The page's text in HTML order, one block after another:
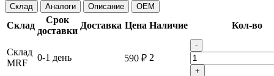
Склад Аналоги Описание OEM
Склад
Срок
доставки
Доставка Цена Наличие Кол-во
Склад
MRF
0-1 день 590 ₽ 2
-
+